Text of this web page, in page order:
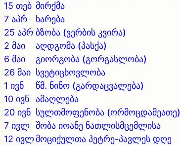
15 თებ მირქმა
7 აპრ
ხარება
25 აპრ ბზობა (ვერბის კვირა)
2 მაი
აღდგომა (პასქა)
6 მაი
გიორგობა (გორგასლობა)
26 მაი სვეტიცხოვლობა
1 ივნ
წმ. ნინო (გარდაცვალება)
10 ივნ
ამაღლება
20 ივნ სულთმოფენობა (ორმოცდამეათე)
7 ივლ შობა იოანე ნათლისმცემლისა
12 ივლმოციქულთა პეტრე-პავლეს დღე